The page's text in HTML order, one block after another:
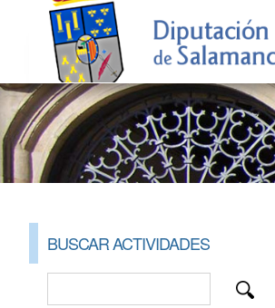
BUSCAR ACTIVIDADES